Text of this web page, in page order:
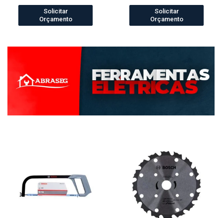
Solicitar
Orçamento
Solicitar
Orçamento